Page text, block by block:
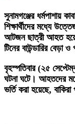
সুনামগঞ্জের ধর্মপাশায়
শিক্ষার্থীদের মধ্যে
আটজন ছাত্রী আহত
টিনের বাউন্ডারির বেড়া
বৃহস্পতিবার (২৫
ঘটনা ঘটে। আহতদের
ভর্তি করা হয়েছে,